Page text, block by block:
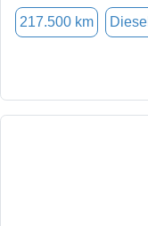
217.500 km Diesel